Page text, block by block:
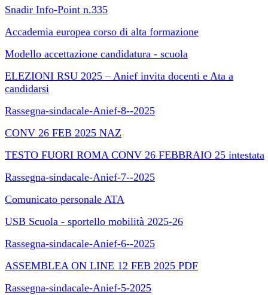
Snadir Info-Point n.335
Accademia europea corso di alta formazione
Modello accettazione candidatura - scuola
ELEZIONI RSU 2025 – Anief invita docenti e Ata a
candidarsi
Rassegna-sindacale-Anief-8--2025
CONV 26 FEB 2025 NAZ
TESTO FUORI ROMA CONV 26 FEBBRAIO 25 intestata
Rassegna-sindacale-Anief-7--2025
Comunicato personale ATA
USB Scuola - sportello mobilità 2025-26
Rassegna-sindacale-Anief-6--2025
ASSEMBLEA ON LINE 12 FEB 2025 PDF
Rassegna-sindacale-Anief-5-2025